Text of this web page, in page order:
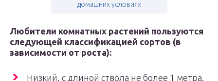
домашних условиях
Любители комнатных растений пользуются
следующей классификацией сортов (в
зависимости от роста):
Низкий, с длиной ствола не более 1 метра.